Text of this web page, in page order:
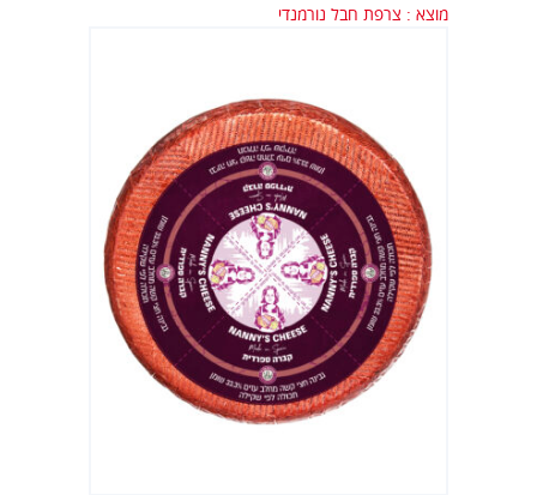
מוצא : צרפת חבל נורמנדי